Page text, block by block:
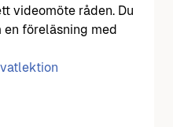
videomöte råden. Du
en föreläsning med